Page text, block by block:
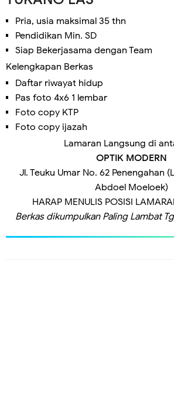
Pria, usia maksimal 35 thn
Pendidikan Min. SD
Siap Bekerjasama dengan Team
Kelengkapan Berkas
Daftar riwayat hidup
Pas foto 4x6 1 lembar
Foto copy KTP
Foto copy ijazah
Lamaran Langsung di
OPTIK MODERN
Jl. Teuku Umar No. 62 Penengahan
Abdoel Moeloek)
HARAP MENULIS POSISI
Berkas dikumpulkan Paling Lambat